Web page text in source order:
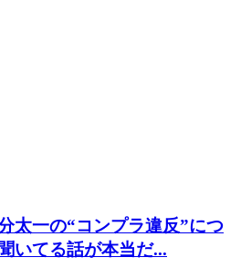
太一の“コンプラ違反”につ
いてる話が本当だ...